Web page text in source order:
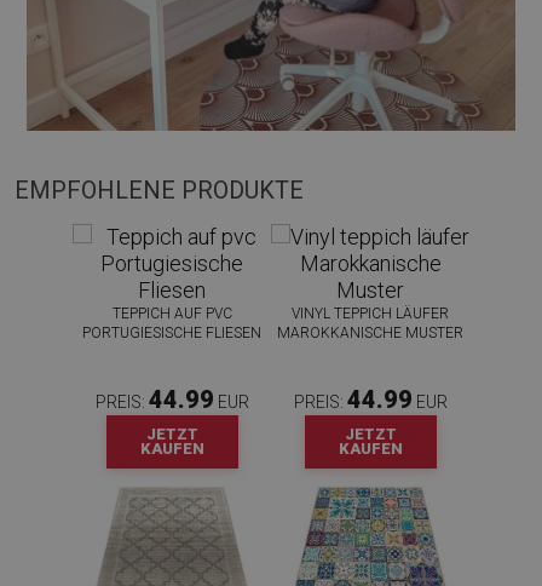
EMPFOHLENE PRODUKTE
TEPPICH AUF PVC
PORTUGIESISCHE FLIESEN
PREIS: 44.99 EUR
JETZT
KAUFEN
VINYL TEPPICH LÄUFER
MAROKKANISCHE MUSTER
PREIS: 44.99 EUR
JETZT
KAUFEN